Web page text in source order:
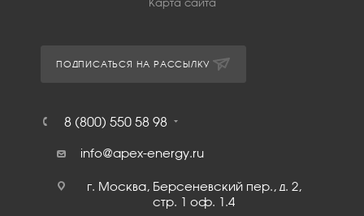
Карта сайта
ПОДПИСАТЬСЯ НА РАССЫЛКУ
8 (800) 550 58 98
info@apex-energy.ru
г. Москва, Берсеневский пер., д. 2,
стр. 1 оф. 1.4